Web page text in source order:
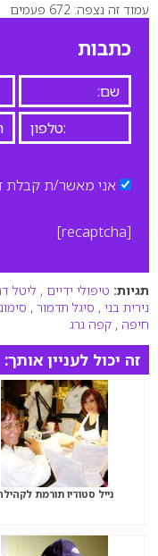
0
עמוד זה נצפה: 672 פעמים
כתבות
אני מאשר/ת קבלת
[recaptcha]
תגיות: טיפולי ידיים , ליטל
נירית בני , סיגל תדמור ,
חיפה , קפה גרג
זה יכול לעניין אותך:
נייל סטודיו תורמת